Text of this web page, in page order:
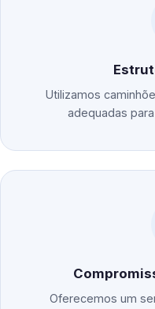
Utilizamos
adequadas
Oferecemos um